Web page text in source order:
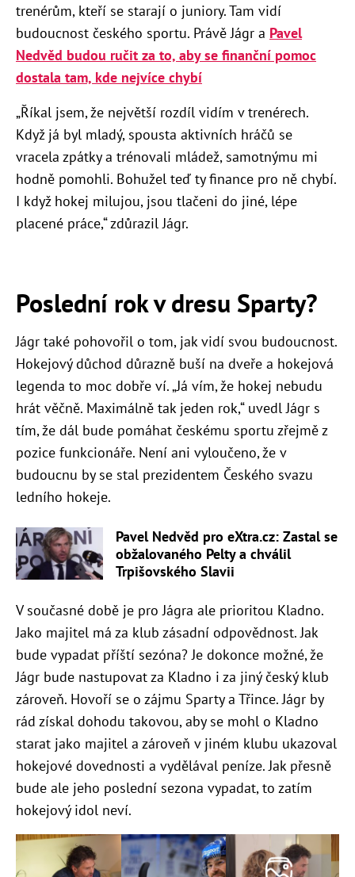
trenérům, kteří se starají o juniory. Tam vidí
budoucnost českého sportu. Právě Jágr a Pavel
Nedvěd budou ručit za to, aby se finanční pomoc
dostala tam, kde nejvíce chybí
„Říkal jsem, že největší rozdíl vidím v trenérech.
Když já byl mladý, spousta aktivních hráčů se
vracela zpátky a trénovali mládež, samotnýmu mi
hodně pomohli. Bohužel teď ty finance pro ně chybí.
I když hokej milujou, jsou tlačeni do jiné, lépe
placené práce,“ zdůrazil Jágr.
Poslední rok v dresu Sparty?
Jágr také pohovořil o tom, jak vidí svou budoucnost.
Hokejový důchod důrazně buší na dveře a hokejová
legenda to moc dobře ví. „Já vím, že hokej nebudu
hrát věčně. Maximálně tak jeden rok,“ uvedl Jágr s
tím, že dál bude pomáhat českému sportu zřejmě z
pozice funkcionáře. Není ani vyloučeno, že v
budoucnu by se stal prezidentem Českého svazu
ledního hokeje.
Pavel Nedvěd pro eXtra.cz: Zastal se
obžalovaného Pelty a chválil
Trpišovského Slavii
V současné době je pro Jágra ale prioritou Kladno.
Jako majitel má za klub zásadní odpovědnost. Jak
bude vypadat příští sezóna? Je dokonce možné, že
Jágr bude nastupovat za Kladno i za jiný český klub
zároveň. Hovoří se o zájmu Sparty a Třince. Jágr by
rád získal dohodu takovou, aby se mohl o Kladno
starat jako majitel a zároveň v jiném klubu ukazoval
hokejové dovednosti a vydělával peníze. Jak přesně
bude ale jeho poslední sezona vypadat, to zatím
hokejový idol neví.